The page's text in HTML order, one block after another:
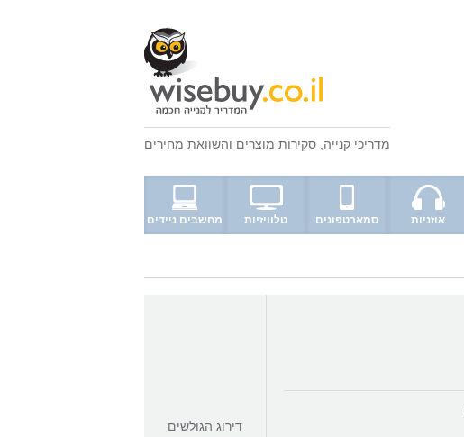
מדריכי קנייה סקירות מוצרים והשוואת מחירים
אוזניות סמארטפונים טלוויזיות מחשבים ניידים
דירוג הגולשים